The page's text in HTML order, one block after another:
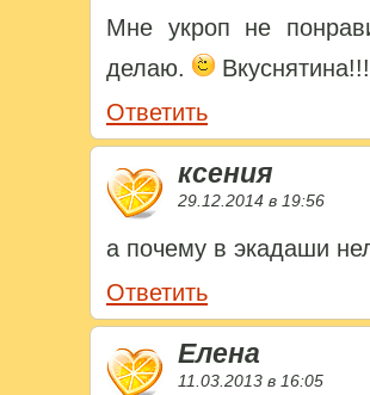
Мне укроп не
делаю.
Ответить
ксения
29.12.2014 в 19:56
а почему в экадаши
Ответить
Елена
11.03.2013 в 16:05